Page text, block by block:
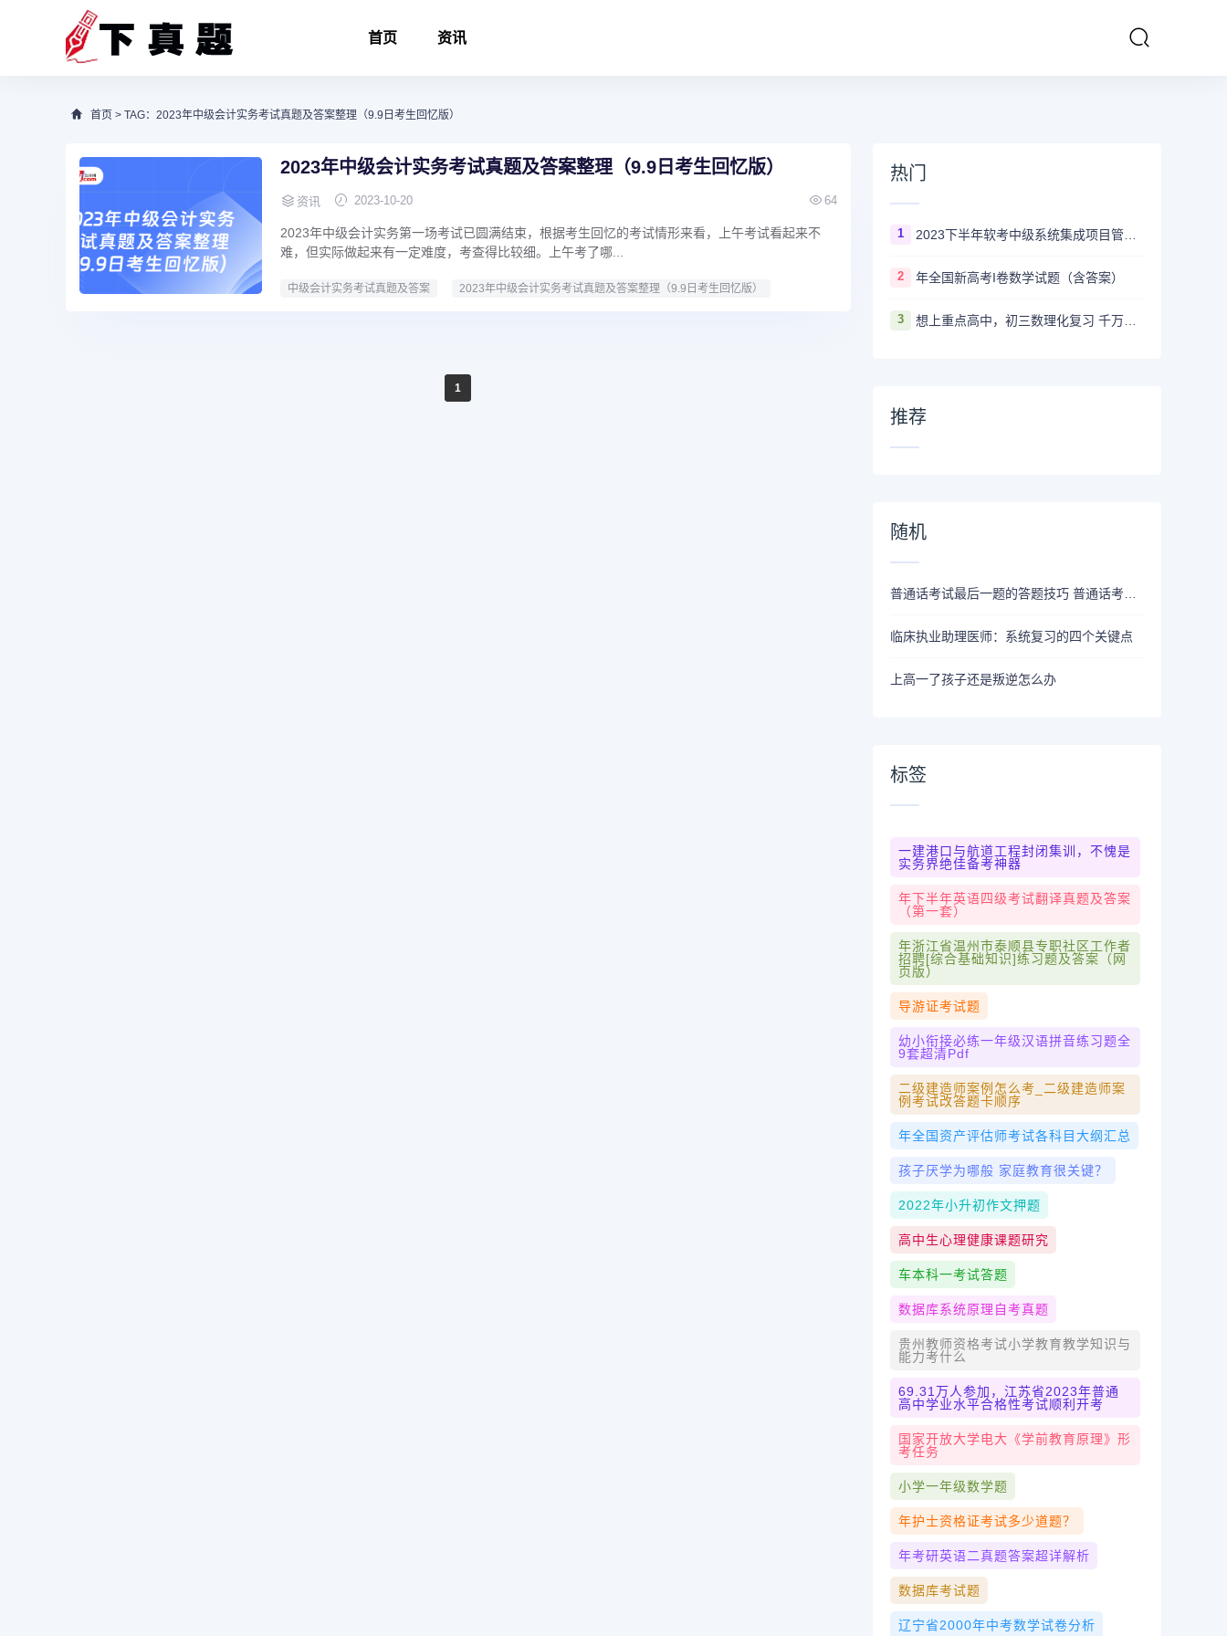
首页 资讯
首页 > TAG：2023年中级会计实务考试真题及答案整理（9.9日考生回忆版）
2023年中级会计实务考试真题及答案整理（9.9日考生回忆版）
资讯 2023-10-20 64
2023年中级会计实务第一场考试已圆满结束，根据考生回忆的考试情形来看，上午考试看起来不
难，但实际做起来有一定难度，考查得比较细。上午考了哪...
中级会计实务考试真题及答案 2023年中级会计实务考试真题及答案整理（9.9日考生回忆版）
1
热门
1 2023下半年软考中级系统集成项目管理工程师多长时间出成绩
2 年全国新高考I卷数学试题（含答案）
3 想上重点高中，初三数理化复习 千万不要盲目刷真题卷和模拟卷！
推荐
随机
临床执业助理医师：系统复习的四个关键点
上高一了孩子还是叛逆怎么办
标签
一建港口与航道工程封闭集训，不愧是
实务界绝佳备考神器
年下半年英语四级考试翻译真题及答案
（第一套）
年浙江省温州市泰顺县专职社区工作者
招聘[综合基础知识]练习题及答案（网
页版）
导游证考试题
幼小衔接必练一年级汉语拼音练习题全
9套超清pdf
二级建造师案例怎么考_二级建造师案
例考试改答题卡顺序
年全国资产评估师考试各科目大纲汇总
孩子厌学为哪般 家庭教育很关键？
2022年小升初作文押题
高中生心理健康课题研究
车本科一考试答题
数据库系统原理自考真题
贵州教师资格考试小学教育教学知识与
能力考什么
69.31万人参加，江苏省2023年普通
高中学业水平合格性考试顺利开考
国家开放大学电大《学前教育原理》形
考任务
小学一年级数学题
年护士资格证考试多少道题？
年考研英语二真题答案超详解析
数据库考试题
辽宁省2000年中考数学试卷分析